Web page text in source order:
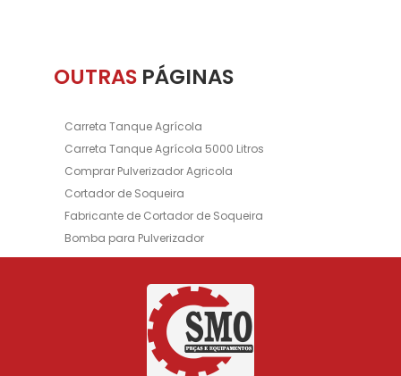
OUTRAS PÁGINAS
Carreta Tanque Agrícola
Carreta Tanque Agrícola 5000 Litros
Comprar Pulverizador Agricola
Cortador de Soqueira
Fabricante de Cortador de Soqueira
Bomba para Pulverizador
Aplicador Inoculante
Inoculante
Fabricante de Tanque de Inoculante
Pulverizador de Sulco
Fabricante de Pulverizador de Sulco
Bomba de Pulverizador
Tanque para Combustível